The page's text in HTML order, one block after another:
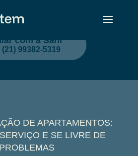
com a Sani
(21) 99382-5319
DE APARTAMENTOS:
E SE LIVRE DE
PROBLEMAS